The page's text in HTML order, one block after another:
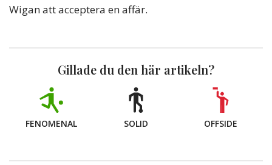
Wigan att acceptera en affär.
Gillade du den här artikeln?
FENOMENAL SOLID OFFSIDE